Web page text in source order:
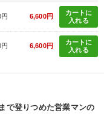
6,600円
カートに
入れる
6,600円
カートに
入れる
で登りつめた営業マンの